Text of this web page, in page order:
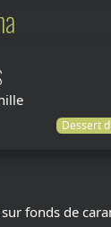
Dessert
fonds de